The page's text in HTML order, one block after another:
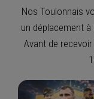
Nos Toulonnais
un déplacement
Avant de recevoir